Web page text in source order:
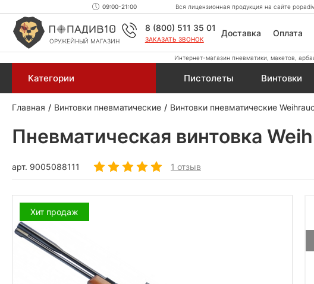
09:00-21:00 Вся лицензионная продукция на сайте
ОРУЖЕЙНЫЙ МАГАЗИН
8 (800) 511 35 01
ЗАКАЗАТЬ ЗВОНОК
Доставка Оплата
Интернет-магазин пневматики, макетов,
Категории Пистолеты Винтовки
Главная Винтовки пневматические Винтовки пневматические
Пневматическая винтовка
арт. 9005088111 1 отзыв
Хит продаж